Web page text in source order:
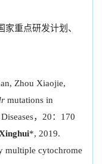
重点研发计划、
Zhou Xiaojie,
mutations in
，20：170
*, 2019.
multiple cytochrome